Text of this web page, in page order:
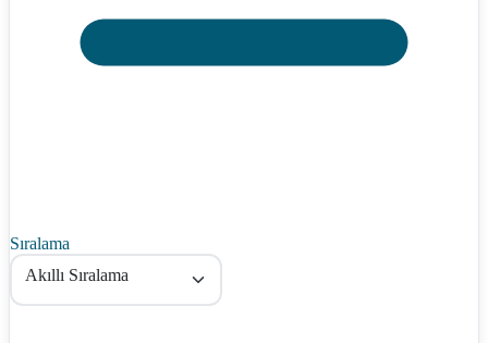
Sıralama
Akıllı Sıralama